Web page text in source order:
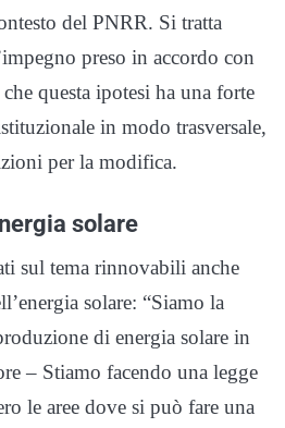
del PNRR. Si tratta
preso in accordo con
questa ipotesi ha una forte
in modo trasversale,
per la modifica.
solare
sul tema rinnovabili anche
solare: “Siamo la
di energia solare in
– Stiamo facendo una legge
le aree dove si può fare una